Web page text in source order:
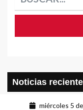
Noticias
miércoles 5